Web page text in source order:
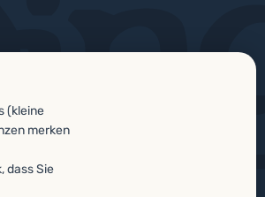
(kleine
merken
dass Sie